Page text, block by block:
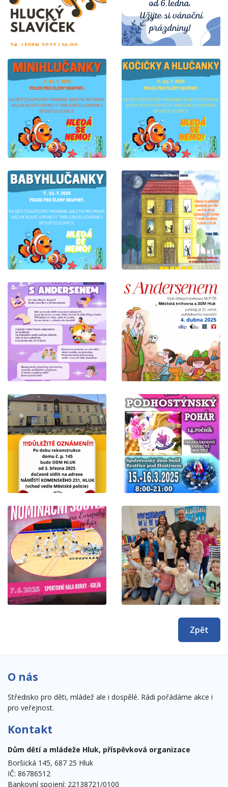
Zpět
O nás
Středisko pro děti, mládež ale i dospělé. Rádi pořádáme akce i
pro veřejnost.
Kontakt
Dům dětí a mládeže Hluk, příspěvková organizace
Boršická 145, 687 25 Hluk
IČ: 86786512
Bankovní spojení: 22138721/0100